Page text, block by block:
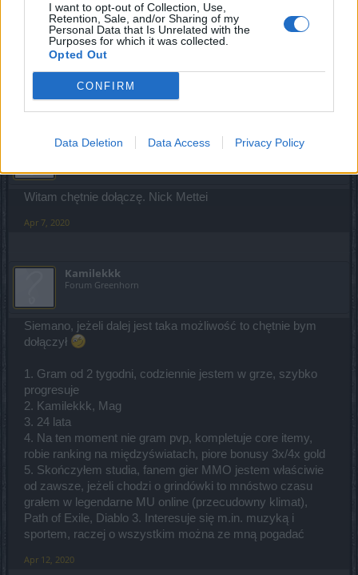
I want to opt-out of Collection, Use,
Retention, Sale, and/or Sharing of my
Personal Data that Is Unrelated with the
Purposes for which it was collected.
Opted Out
CONFIRM
Data Deletion Data Access Privacy Policy
CxEastwood
Forum Greenhorn
Sprawdzamtuiteraz
Witam chętnie dołączę. Nick Mettei
Apr 7, 2020
Kamilekkk
Forum Greenhorn
Siemano, jeżeli dalej jest taka możliwość to chętnie bym
dołączył
1. Gram od 2 tygodni, codziennie jestem w grze, szybko
progresuje
2. Kamilekkk, Mag
3. 24 lata
4. Na ten moment nie gram pvp, kompletuje core itemy,
robie ranking na międzyświatach, piore bonusy 3x/4x gold
5. Skończyłem studia, fanem gier MMO jestem właściwie
od zawsze, jeżeli chodzi o grindówki to mnóstwo czasu
grałem w legendarne MU online (przecudowny klimat),
Path of Exile, Diablo 3. Interesuje się m.in. muzyką i
sportem, raczej o wszystkim można ze mną pogadać
Apr 12, 2020